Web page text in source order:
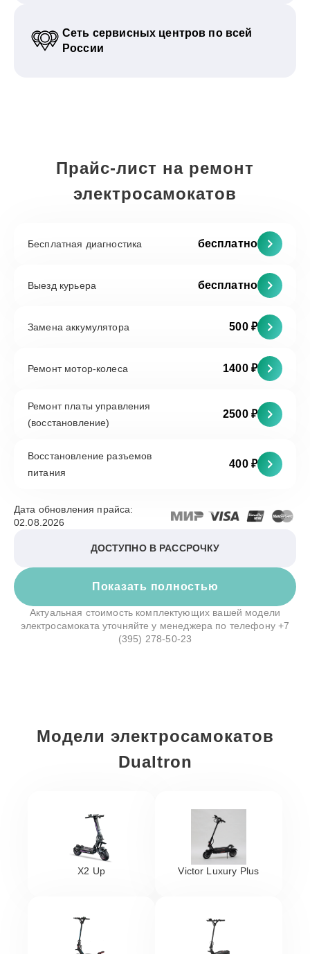
Сеть сервисных центров по всей
России
Прайс-лист на ремонт
электросамокатов
Бесплатная диагностика бесплатно
Выезд курьера бесплатно
Замена аккумулятора 500 ₽
Ремонт мотор-колеса 1400 ₽
Ремонт платы управления
(восстановление)
2500 ₽
Восстановление разъемов
питания
400 ₽
Показать полностью
Дата обновления прайса:
02.08.2026
ДОСТУПНО В РАССРОЧКУ
Актуальная стоимость комплектующих вашей модели
электросамоката уточняйте у менеджера по телефону+7
(395) 278-50-23
Модели электросамокатов
Dualtron
X2 Up Victor Luxury Plus